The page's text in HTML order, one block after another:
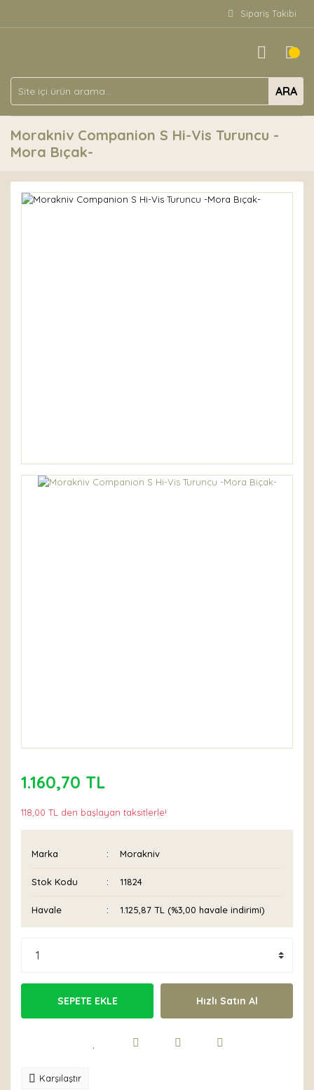
Sipariş Takibi
ARA
Morakniv Companion S Hi-Vis Turuncu -
Mora Bıçak-
1.160,70 TL
118,00 TL den başlayan taksitlerle!
Marka Morakniv
Stok Kodu 11824
Havale 1.125,87 TL (%3,00 havale indirimi)
SEPETE EKLE Hızlı Satın Al
Karşılaştır